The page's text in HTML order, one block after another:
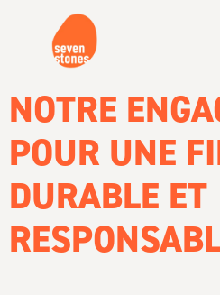
NOTRE
POUR UNE
DURABLE ET